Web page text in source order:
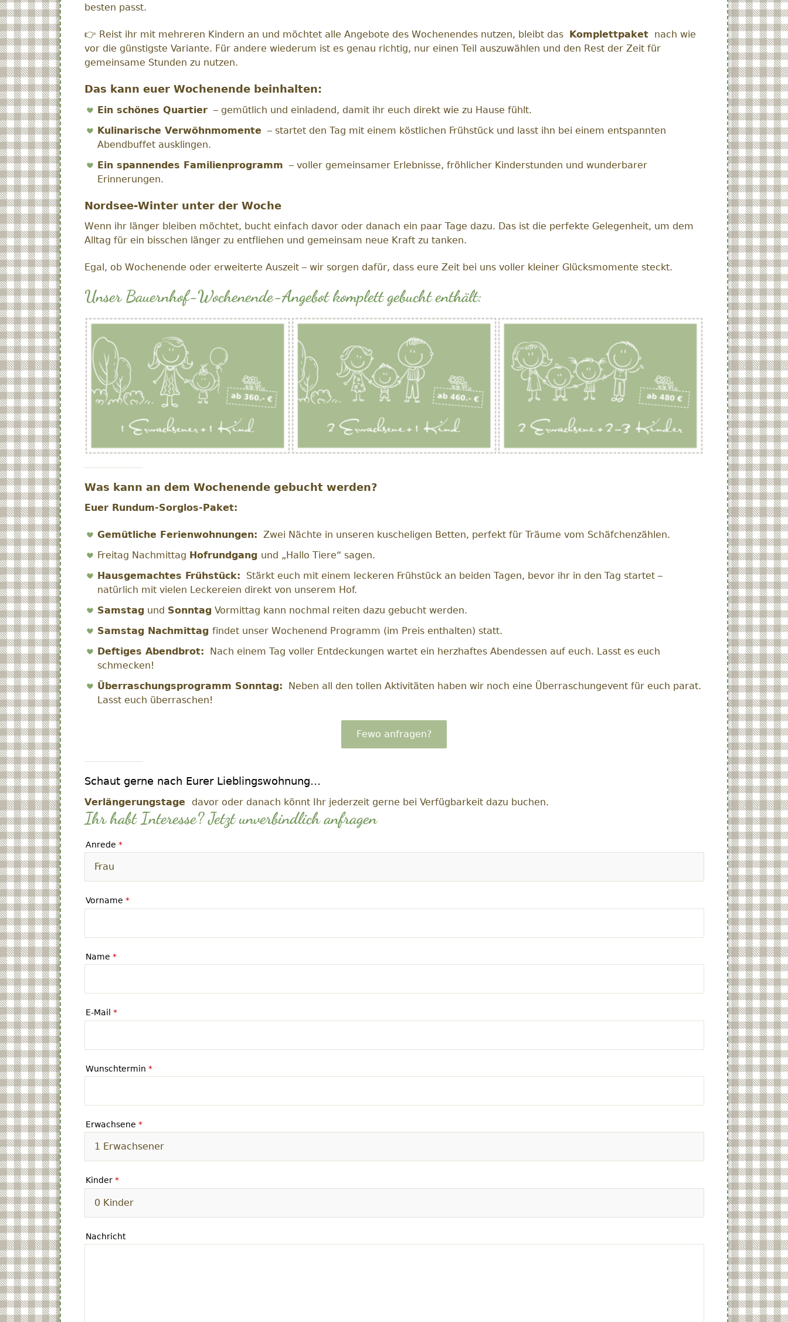
besten passt.
👉 Reist ihr mit mehreren Kindern an und möchtet alle Angebote des Wochenendes nutzen, bleibt das Komplettpaketnach wie
vor die günstigste Variante. Für andere wiederum ist es genau richtig, nur einen Teil auszuwählen und den Rest der Zeit für
gemeinsame Stunden zu nutzen.
Das kann euer Wochenende beinhalten:
Ein schönes Quartier– gemütlich und einladend, damit ihr euch direkt wie zu Hause fühlt.
Kulinarische Verwöhnmomente – startet den Tag mit einem köstlichen Frühstück und lasst ihn bei einem entspannten
Abendbuffet ausklingen.
Ein spannendes Familienprogramm – voller gemeinsamer Erlebnisse, fröhlicher Kinderstunden und wunderbarer
Erinnerungen.
Nordsee-Winter unter der Woche
Wenn ihr länger bleiben möchtet, bucht einfach davor oder danach ein paar Tage dazu. Das ist die perfekte Gelegenheit, um dem
Alltag für ein bisschen länger zu entfliehen und gemeinsam neue Kraft zu tanken.
Egal, ob Wochenende oder erweiterte Auszeit – wir sorgen dafür, dass eure Zeit bei uns voller kleiner Glücksmomente steckt.
Unser Bauernhof-Wochenende-Angebot komplett gebucht enthält:
Was kann an dem Wochenende gebucht werden?
Euer Rundum-Sorglos-Paket:
Gemütliche Ferienwohnungen: Zwei Nächte in unseren kuscheligen Betten, perfekt für Träume vom Schäfchenzählen.
Freitag Nachmittag Hofrundgang und „Hallo Tiere“ sagen.
Hausgemachtes Frühstück: Stärkt euch mit einem leckeren Frühstück an beiden Tagen, bevor ihr in den Tag startet –
natürlich mit vielen Leckereien direkt von unserem Hof.
Samstagund SonntagVormittag kann nochmal reiten dazu gebucht werden.
Samstag Nachmittag findet unser Wochenend Programm (im Preis enthalten) statt.
Deftiges Abendbrot: Nach einem Tag voller Entdeckungen wartet ein herzhaftes Abendessen auf euch. Lasst es euch
schmecken!
Überraschungsprogramm Sonntag: Neben all den tollen Aktivitäten haben wir noch eine Überraschungevent für euch parat.
Lasst euch überraschen!
Fewo anfragen?
Schaut gerne nach Eurer Lieblingswohnung…
Verlängerungstage davor oder danach könnt Ihr jederzeit gerne bei Verfügbarkeit dazu buchen.
Ihr habt Interesse? Jetzt unverbindlich anfragen
Anrede *
Vorname *
Name *
E-Mail *
Wunschtermin *
Erwachsene *
Kinder *
Nachricht